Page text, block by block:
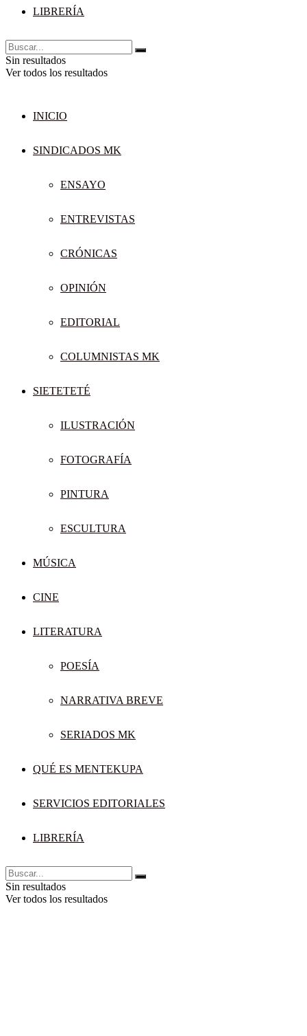
LIBRERÍA
Sin resultados
Ver todos los resultados
INICIO
SINDICADOS MK
ENSAYO
ENTREVISTAS
CRÓNICAS
OPINIÓN
EDITORIAL
COLUMNISTAS MK
SIETETETÉ
ILUSTRACIÓN
FOTOGRAFÍA
PINTURA
ESCULTURA
MÚSICA
CINE
LITERATURA
POESÍA
NARRATIVA BREVE
SERIADOS MK
QUÉ ES MENTEKUPA
SERVICIOS EDITORIALES
LIBRERÍA
Sin resultados
Ver todos los resultados